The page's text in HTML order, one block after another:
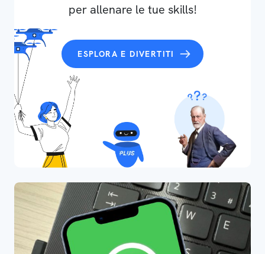
per allenare le tue skills!
ESPLORA E DIVERTITI